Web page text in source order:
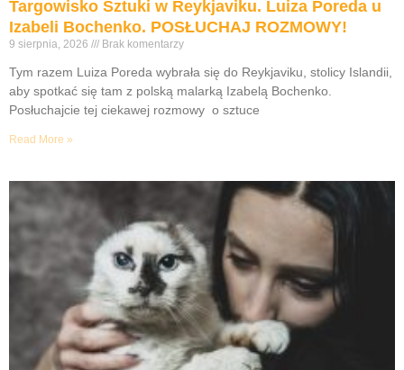
Targowisko Sztuki w Reykjaviku. Luiza Poreda u
Izabeli Bochenko. POSŁUCHAJ ROZMOWY!
9 sierpnia, 2026 Brak komentarzy
Tym razem Luiza Poreda wybrała się do Reykjaviku, stolicy Islandii,
aby spotkać się tam z polską malarką Izabelą Bochenko.
Posłuchajcie tej ciekawej rozmowy o sztuce
Read More »